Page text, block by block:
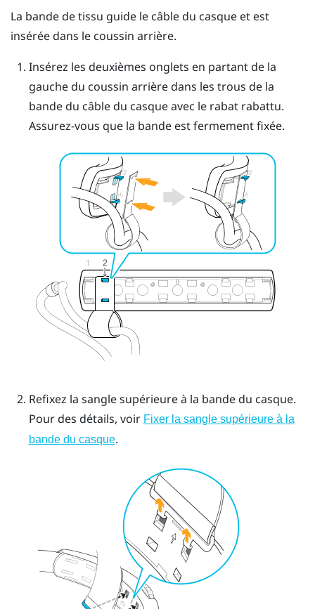
La bande de tissu guide le câble du casque et est
insérée dans le coussin arrière.
Insérez les deuxièmes onglets en partant de la
gauche du coussin arrière dans les trous de la
bande du câble du casque avec le rabat rabattu.
Assurez-vous que la bande est fermement fixée.
Refixez la sangle supérieure à la bande du casque.
Pour des détails, voir Fixer la sangle supérieure à la
bande du casque.